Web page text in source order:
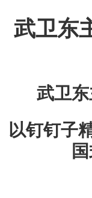
武卫东
武卫
以钉钉子